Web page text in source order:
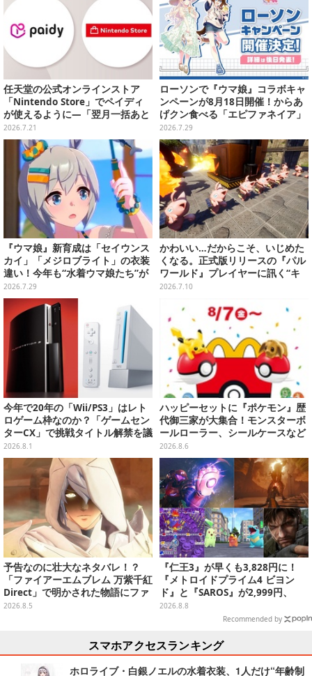
任天堂の公式オンラインストア
「Nintendo Store」でペイディ
が使えるように―「翌月一括あと
払い」「3・6回あと払い」が選択
可能
2026.7.21
ローソンで『ウマ娘』コラボキャ
ンペーンが8月18日開催！からあ
げクン食べる「エピファネイア」
や「アーモンドアイ」たちが可愛
い
2026.7.29
『ウマ娘』新育成は「セイウンス
カイ」「メジロブライト」の衣装
違い！今年も“水着ウマ娘たち”が
夏を彩る
2026.7.29
かわいい…だからこそ、いじめた
くなる。正式版リリースの『パル
ワールド』プレイヤーに訊く“キ
ュートアグレッション×パル”の底
2026.7.10
今年で20年の「Wii/PS3」はレト
ロゲーム枠なのか？「ゲームセン
ターCX」で挑戦タイトル解禁を議
論する生配信が決定
2026.8.1
ハッピーセットに『ポケモン』歴
代御三家が大集合！モンスターボ
ールローラー、シールケースなど
全12種
2026.8.6
予告なのに壮大なネタバレ！？
「ファイアーエムブレム 万紫千紅
Direct」で明かされた物語にファ
ンも震え上がる
2026.8.5
『仁王3』が早くも3,828円に！
『メトロイドプライム4 ビヨン
ド』と『SAROS』が2,999円、
『メタルギアソリッド Δ』は2,49
9円─ゲオ店舗＆ストアのゲームセ
2026.8.8
Recommended by
スマホアクセスランキング
ホロライブ・白銀ノエルの水着衣装、1人だけ“年齢制